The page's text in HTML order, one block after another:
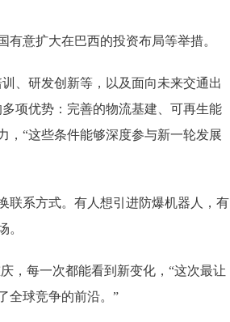
意扩大在巴西的投资布局等举措。
、研发创新等，以及面向未来交通出
项优势：完善的物流基建、可再生能
，“这些条件能够深度参与新一轮发展
联系方式。有人想引进防爆机器人，有
。
，每一次都能看到新变化，“这次最让
全球竞争的前沿。”